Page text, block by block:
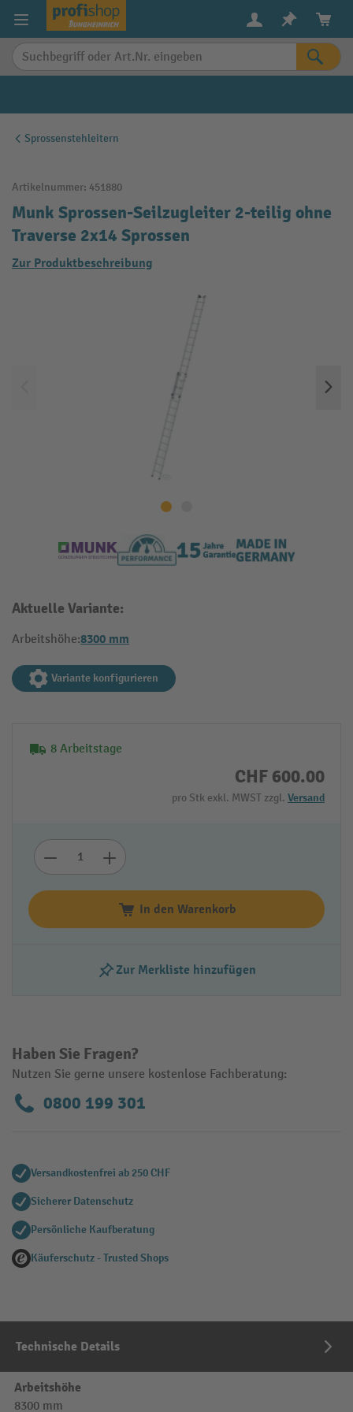
springen
Sprossenstehleitern
Artikelnummer: 451880
Munk Sprossen-Seilzugleiter 2-teilig ohne
Traverse 2x14 Sprossen
Zur Produktbeschreibung
Aktuelle Variante:
Arbeitshöhe:8300 mm
Variante konfigurieren
8 Arbeitstage
CHF 600.00
pro Stk exkl. MWST zzgl. Versand
In den Warenkorb
Zur Merkliste hinzufügen
Haben Sie Fragen?
Nutzen Sie gerne unsere kostenlose Fachberatung:
0800 199 301
Versandkostenfrei ab 250 CHF
Sicherer Datenschutz
Persönliche Kaufberatung
Käuferschutz - Trusted Shops
Technische Details
Arbeitshöhe
8300 mm